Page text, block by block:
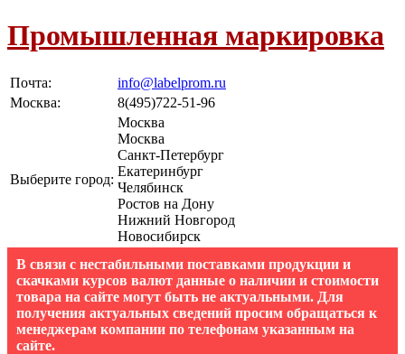
Промышленная маркировка
Почта:
info@labelprom.ru
Москва: 8(495)722-51-96
Выберите город:
Москва
Москва
Санкт-Петербург
Екатеринбург
Челябинск
Ростов на Дону
Нижний Новгород
Новосибирск
В связи с нестабильными поставками продукции и
скачками курсов валют данные о наличии и стоимости
товара на сайте могут быть не актуальными. Для
получения актуальных сведений просим обращаться к
менеджерам компании по телефонам указанным на
сайте.